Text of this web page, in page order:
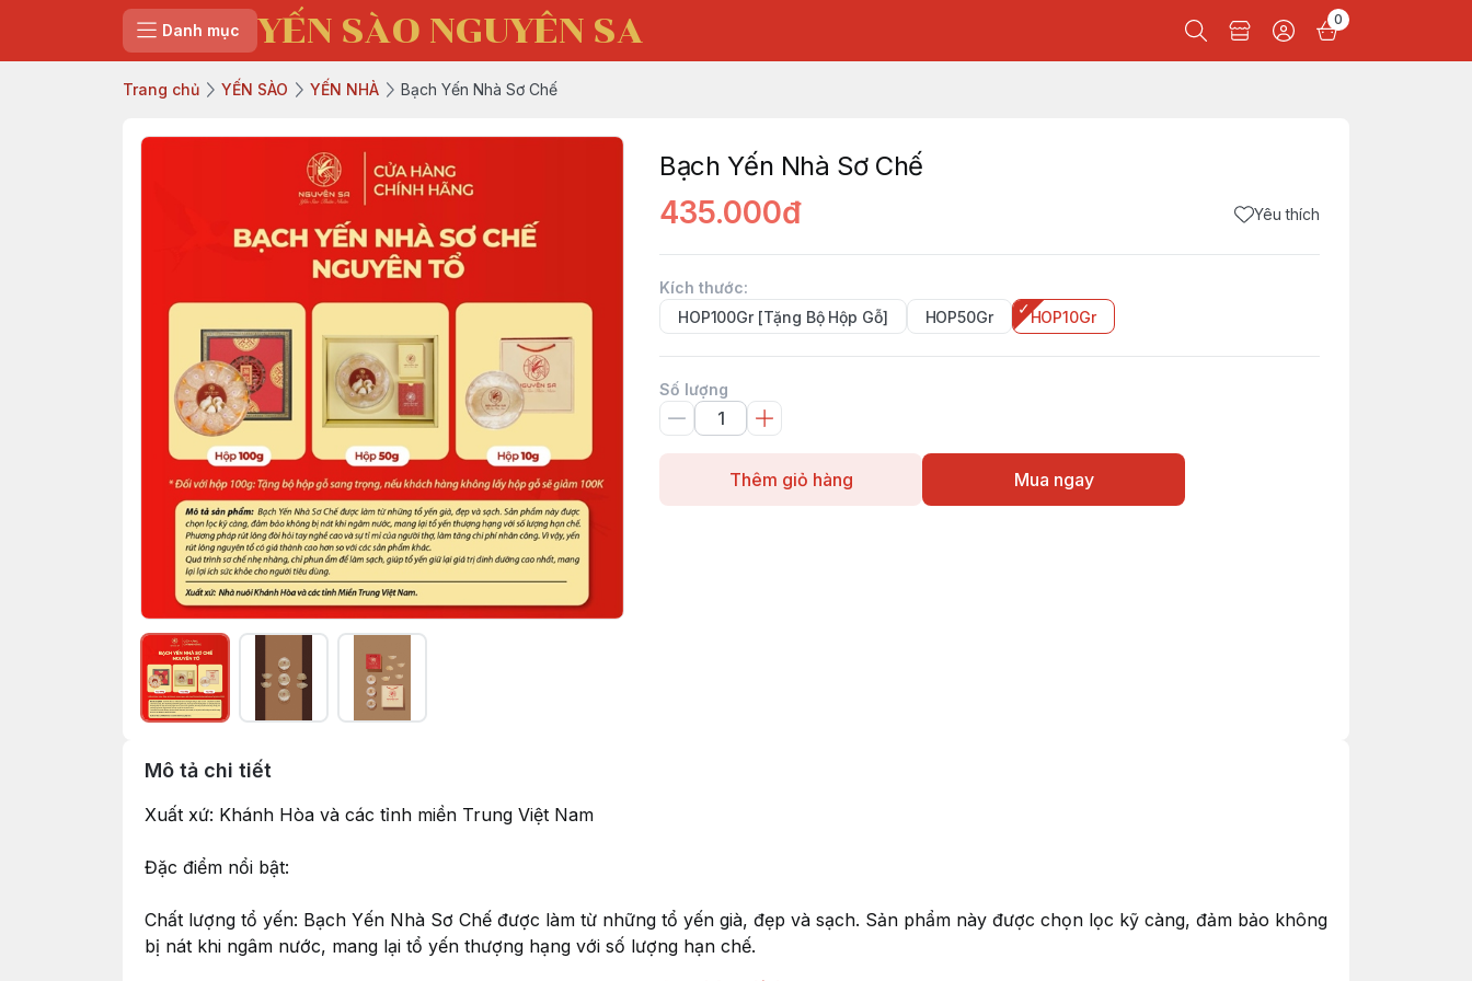
Danh mục YẾN SÀO NGUYÊN SA 0
Trang chủ YẾN SÀO YẾN NHÀ Bạch Yến Nhà Sơ Chế
Bạch Yến Nhà Sơ Chế
435.000đ Yêu thích
Kích thước:
HOP100Gr [Tặng Bộ Hộp Gỗ]
HOP50Gr HOP10Gr
Số lượng
Thêm giỏ hàng Mua ngay
Mô tả chi tiết
Xuất xứ: Khánh Hòa và các tỉnh miền Trung Việt Nam
Đặc điểm nổi bật:
Chất lượng tổ yến: Bạch Yến Nhà Sơ Chế được làm từ những tổ yến già, đẹp và sạch. Sản phẩm này được chọn lọc kỹ càng, đảm bảo không
bị nát khi ngâm nước, mang lại tổ yến thượng hạng với số lượng hạn chế.